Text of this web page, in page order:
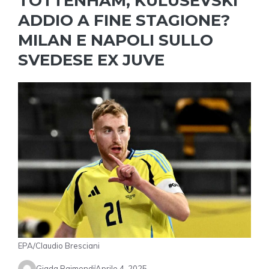
ADDIO A FINE STAGIONE?
MILAN E NAPOLI SULLO
SVEDESE EX JUVE
EPA/Claudio Bresciani